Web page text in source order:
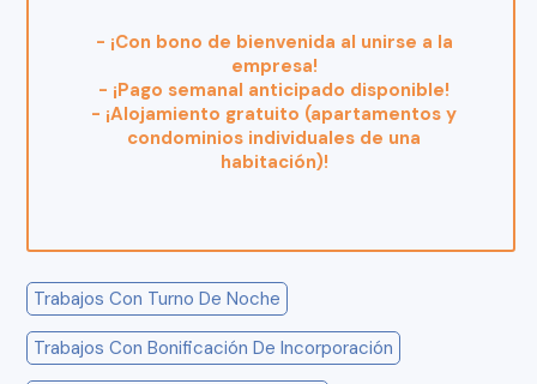
- ¡Con bono de bienvenida al unirse a la
empresa!
- ¡Pago semanal anticipado disponible!
- ¡Alojamiento gratuito (apartamentos y
condominios individuales de una
habitación)!
Trabajos Con Turno De Noche
Trabajos Con Bonificación De Incorporación